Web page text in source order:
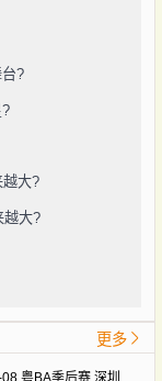
?
越大?
越大?
更多